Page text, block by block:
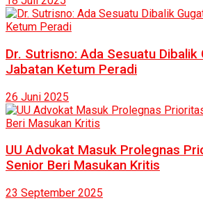
Dr. Sutrisno: Ada Sesuatu Dibalik
Jabatan Ketum Peradi
26 Juni 2025
UU Advokat Masuk Prolegnas
Senior Beri Masukan Kritis
23 September 2025